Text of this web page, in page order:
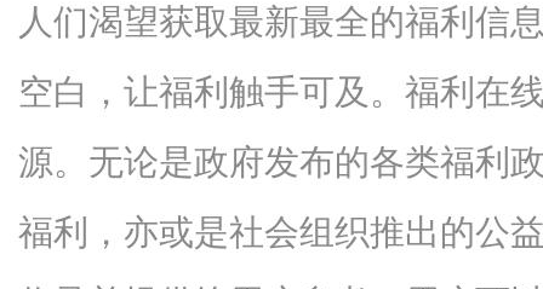
人们渴望获取最新最全的福利信
空白，让福利触手可及。福利在
源。无论是政府发布的各类福利
福利，亦或是社会组织推出的公